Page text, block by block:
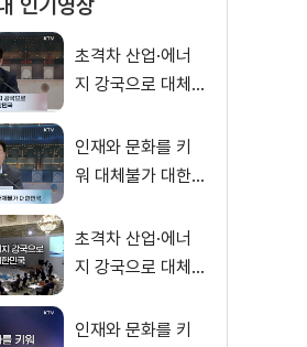
인기영상
초격차 산업·에너
지 강국으로 대체
재명 대통령 모두
말씀
인재와 문화를 키
워 대체불가 대한
령 모두말씀
초격차 산업·에너
지 강국으로 대체
인재와 문화를 키